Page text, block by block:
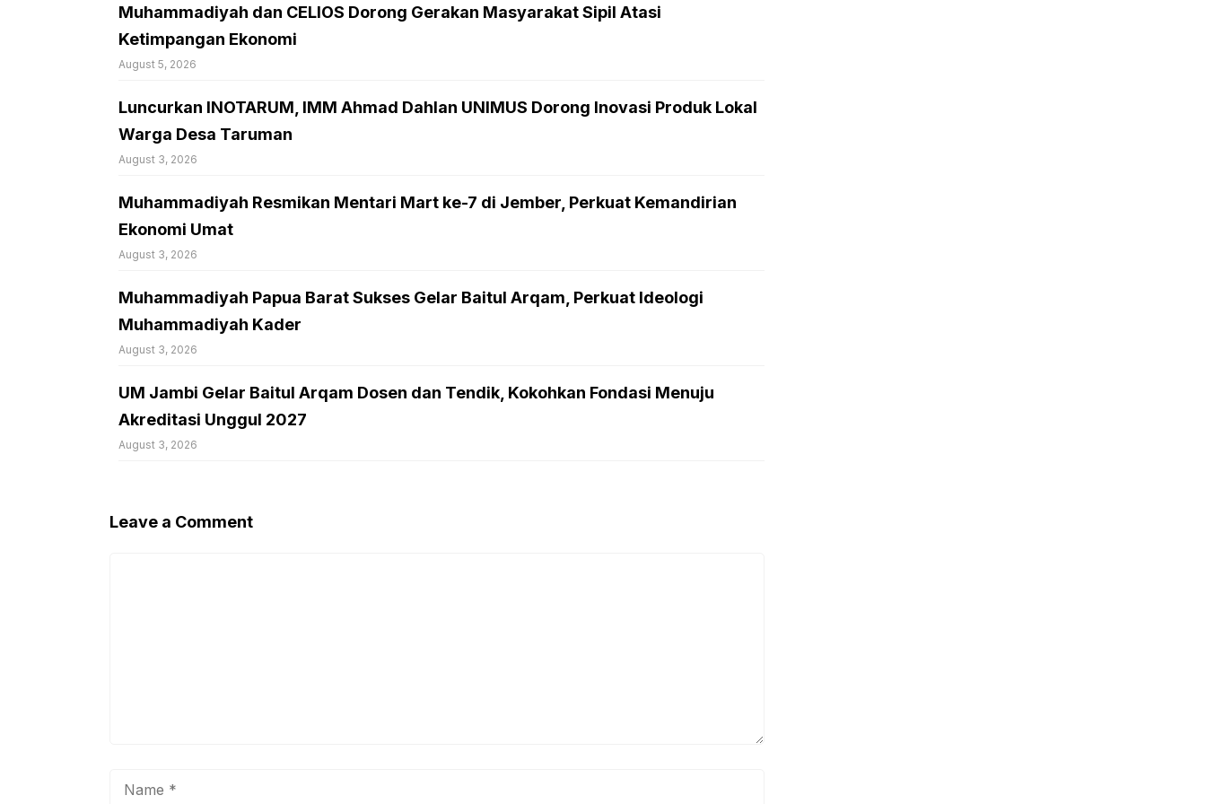
Muhammadiyah dan CELIOS Dorong Gerakan Masyarakat Sipil Atasi
Ketimpangan Ekonomi
August 5, 2026
Luncurkan INOTARUM, IMM Ahmad Dahlan UNIMUS Dorong Inovasi Produk Lokal
Warga Desa Taruman
August 3, 2026
Muhammadiyah Resmikan Mentari Mart ke-7 di Jember, Perkuat Kemandirian
Ekonomi Umat
August 3, 2026
Muhammadiyah Papua Barat Sukses Gelar Baitul Arqam, Perkuat Ideologi
Muhammadiyah Kader
August 3, 2026
UM Jambi Gelar Baitul Arqam Dosen dan Tendik, Kokohkan Fondasi Menuju
Akreditasi Unggul 2027
August 3, 2026
Leave a Comment